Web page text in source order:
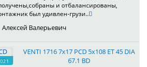
и отбалансированы,
был удивлен-грузи..
Алексей Валерьевич
VENTI 1716 7x17 PCD 5x108 ET 45 DIA
67.1 BD